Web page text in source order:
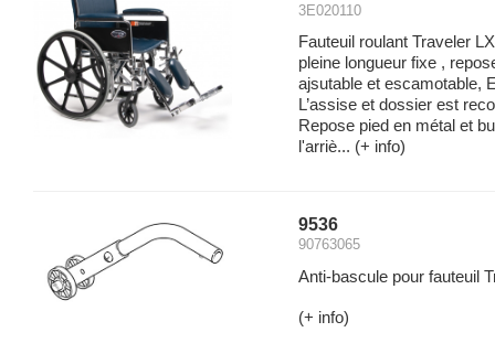
3E020110
Fauteuil roulant Traveler
pleine longueur fixe ,
ajsutable et escamotable,
L’assise et dossier est
Repose pied en métal et
l'arriè... (+ info)
9536
90763065
Anti-bascule pour fauteuil
(+ info)